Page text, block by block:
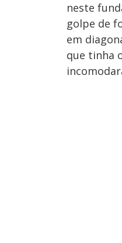
neste
golpe de
em
que tinha